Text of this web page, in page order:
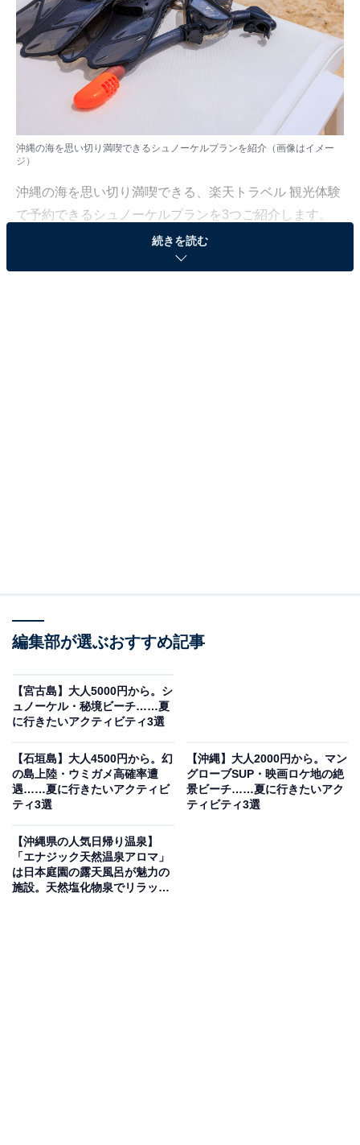
沖縄の海を思い切り満喫できるシュノーケルプランを紹介（画像はイメー
ジ）
沖縄の海を思い切り満喫できる、楽天トラベル 観光体験
で予約できるシュノーケルプランを3つご紹介します。
初心者から経験者まで、エリアそれぞれの魅力と充実の
内容が楽しめるプランがそろいぶみです。
2000円で参加できるのが最大の魅力。足のつく浅瀬でし
っかり練習してから洞窟へ向かうので、泳げない人や初
料金
所要時間
約2時間
集合場所・アクセス
沖縄県恩納村山田615-2（アイランドクラブ駐車場）
続きを読む
編集部が選ぶおすすめ記事
【宮古島】大人5000円から。シ
ュノーケル・秘境ビーチ……夏
に行きたいアクティビティ3選
【石垣島】大人4500円から。幻
の島上陸・ウミガメ高確率遭
遇……夏に行きたいアクティビ
ティ3選
【沖縄】大人2000円から。マン
グローブSUP・映画ロケ地の絶
景ビーチ……夏に行きたいアク
ティビティ3選
【沖縄県の人気日帰り温泉】
「エナジック天然温泉アロマ」
は日本庭園の露天風呂が魅力の
施設。天然塩化物泉でリラック